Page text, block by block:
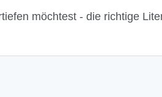
möchtest - die richtige